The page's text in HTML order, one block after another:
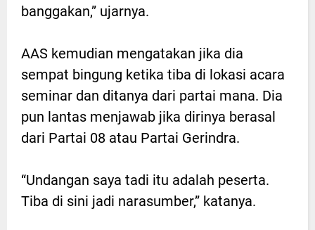
banggakan,” ujarnya.
AAS kemudian mengatakan jika dia
sempat bingung ketika tiba di lokasi acara
seminar dan ditanya dari partai mana. Dia
pun lantas menjawab jika dirinya berasal
dari Partai 08 atau Partai Gerindra.
“Undangan saya tadi itu adalah peserta.
Tiba di sini jadi narasumber,” katanya.